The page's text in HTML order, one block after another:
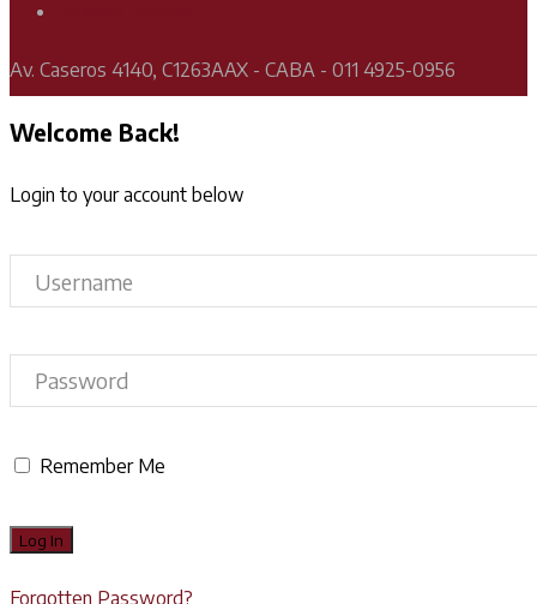
Av. Caseros 4140, C1263AAX - CABA - 011 4925-0956
Welcome Back!
Login to your account below
Remember Me
Forgotten Password?